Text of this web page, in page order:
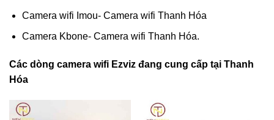
Camera wifi Imou- Camera wifi Thanh Hóa
Camera Kbone- Camera wifi Thanh Hóa.
Các dòng camera wifi Ezviz đang cung cấp tại Thanh
Hóa